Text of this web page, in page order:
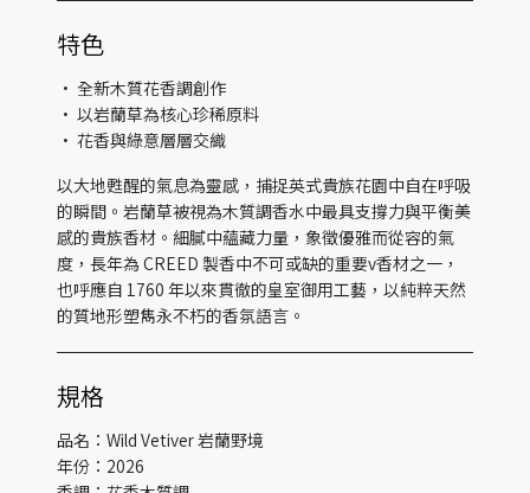
特色
• 全新木質花香調創作
• 以岩蘭草為核心珍稀原料
• 花香與綠意層層交織
以大地甦醒的氣息為靈感，捕捉英式貴族花園中自在呼吸
的瞬間。岩蘭草被視為木質調香水中最具支撐力與平衡美
感的貴族香材。細膩中蘊藏力量，象徵優雅而從容的氣
度，長年為 CREED 製香中不可或缺的重要v香材之一，
也呼應自 1760 年以來貫徹的皇室御用工藝，以純粹天然
的質地形塑雋永不朽的香氛語言。
規格
品名：Wild Vetiver 岩蘭野境
年份：2026